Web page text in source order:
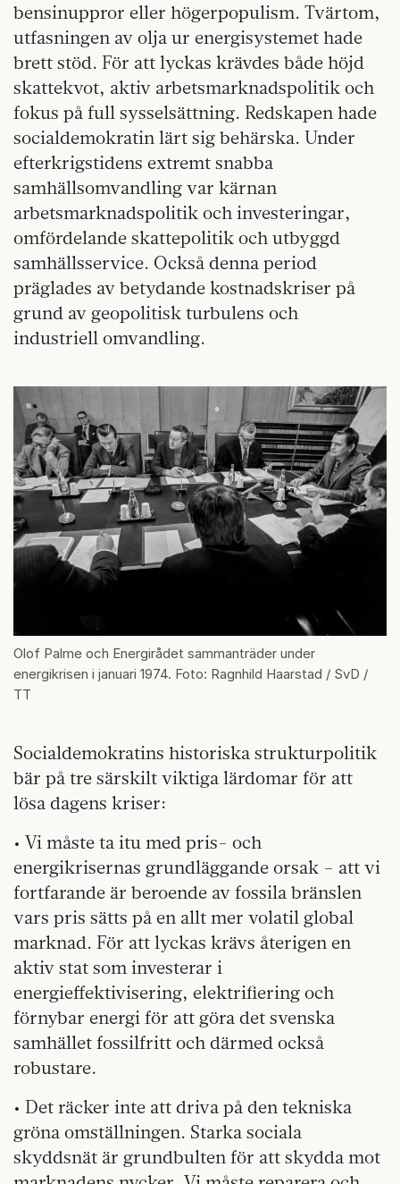
bensinuppror eller högerpopulism. Tvärtom,
utfasningen av olja ur energisystemet hade
brett stöd. För att lyckas krävdes både höjd
skattekvot, aktiv arbetsmarknadspolitik och
fokus på full sysselsättning. Redskapen hade
socialdemokratin lärt sig behärska. Under
efterkrigstidens extremt snabba
samhällsomvandling var kärnan
arbetsmarknadspolitik och investeringar,
omfördelande skattepolitik och utbyggd
samhällsservice. Också denna period
präglades av betydande kostnadskriser på
grund av geopolitisk turbulens och
industriell omvandling.
Olof Palme och Energirådet sammanträder under
energikrisen i januari 1974. Foto: Ragnhild Haarstad / SvD /
TT
Socialdemokratins historiska strukturpolitik
bär på tre särskilt viktiga lärdomar för att
lösa dagens kriser:
• Vi måste ta itu med pris- och
energikrisernas grundläggande orsak – att vi
fortfarande är beroende av fossila bränslen
vars pris sätts på en allt mer volatil global
marknad. För att lyckas krävs återigen en
aktiv stat som investerar i
energieffektivisering, elektrifiering och
förnybar energi för att göra det svenska
samhället fossilfritt och därmed också
robustare.
• Det räcker inte att driva på den tekniska
gröna omställningen. Starka sociala
skyddsnät är grundbulten för att skydda mot